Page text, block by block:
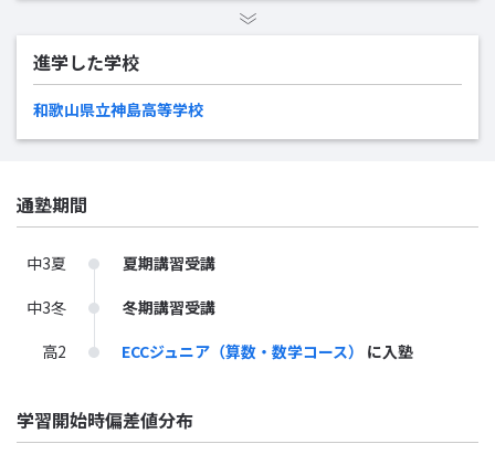
進学した学校
和歌山県立神島高等学校
通塾期間
中3夏
夏期講習受講
中3冬
冬期講習受講
高2
ECCジュニア（算数・数学コース） に入塾
学習開始時偏差値分布